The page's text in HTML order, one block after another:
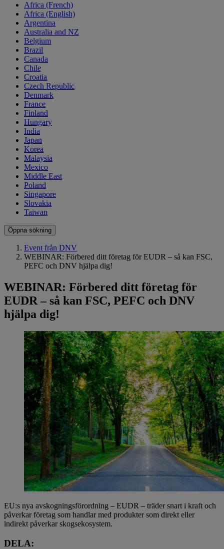
Africa (French)
Africa (English)
Argentina
Australia and NZ
Belgium
Brazil
Canada
Chile
Croatia
Czech Republic
Denmark
France
Finland
Hungary
India
Japan
Korea
Malaysia
Mexico
Middle East
Poland
Singapore
Slovakia
Taiwan
Öppna sökning
Event från DNV
WEBINAR: Förbered ditt företag för EUDR – så kan FSC,
PEFC och DNV hjälpa dig!
WEBINAR: Förbered ditt företag för
EUDR – så kan FSC, PEFC och DNV
hjälpa dig!
EU:s nya avskogningsförordning – EUDR – träder snart i kraft och
påverkar företag som handlar med produkter som direkt eller
indirekt påverkar skogsekosystem.
DELA: